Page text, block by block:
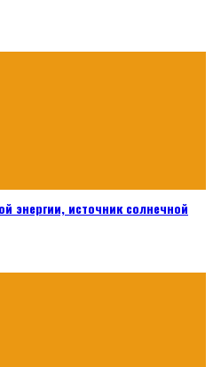
энергии, источник солнечной